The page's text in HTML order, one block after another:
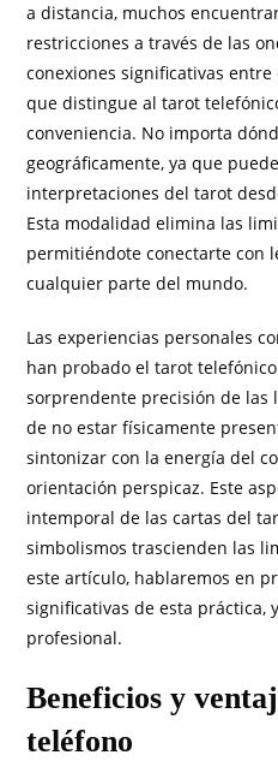
a distancia, muchos
restricciones a través de las
conexiones significativas
que distingue al tarot
conveniencia. No importa
geográficamente, ya que
interpretaciones del tarot
Esta modalidad elimina las
permitiéndote conectarte con
cualquier parte del mundo.
Las experiencias personales
han probado el tarot
sorprendente precisión de las
de no estar físicamente
sintonizar con la energía del
orientación perspicaz. Este
intemporal de las cartas del
simbolismos trascienden las
este artículo, hablaremos en
significativas de esta práctica,
profesional.
Beneficios y
teléfono